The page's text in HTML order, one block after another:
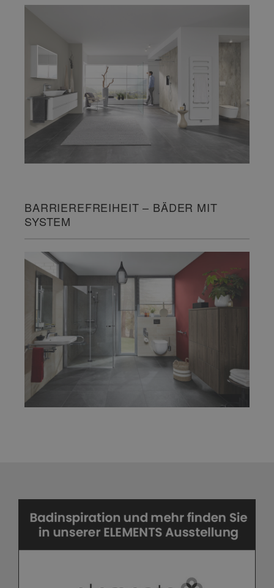
BARRIEREFREIHEIT – BÄDER MIT
SYSTEM